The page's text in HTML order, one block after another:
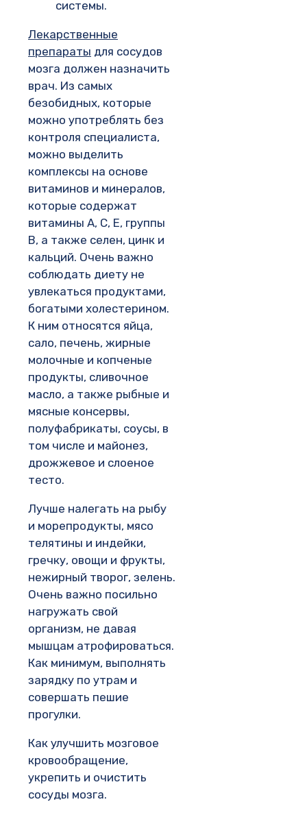
системы.
Лекарственные
препараты для сосудов
мозга должен назначить
врач. Из самых
безобидных, которые
можно употреблять без
контроля специалиста,
можно выделить
комплексы на основе
витаминов и минералов,
которые содержат
витамины А, С, Е, группы
В, а также селен, цинк и
кальций. Очень важно
соблюдать диету не
увлекаться продуктами,
богатыми холестерином.
К ним относятся яйца,
сало, печень, жирные
молочные и копченые
продукты, сливочное
масло, а также рыбные и
мясные консервы,
полуфабрикаты, соусы, в
том числе и майонез,
дрожжевое и слоеное
тесто.
Лучше налегать на рыбу
и морепродукты, мясо
телятины и индейки,
гречку, овощи и фрукты,
нежирный творог, зелень.
Очень важно посильно
нагружать свой
организм, не давая
мышцам атрофироваться.
Как минимум, выполнять
зарядку по утрам и
совершать пешие
прогулки.
Как улучшить мозговое
кровообращение,
укрепить и очистить
сосуды мозга.